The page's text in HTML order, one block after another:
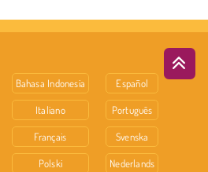
Bahasa Indonesia
Italiano
Français
Polski
Español
Português
Svenska
Nederlands